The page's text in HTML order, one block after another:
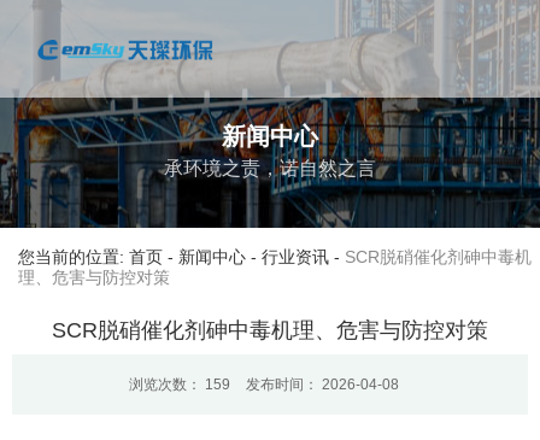
新闻中心
承环境之责，诺自然之言
您当前的位置: 首页 - 新闻中心 - 行业资讯 - SCR脱硝催化剂砷中毒机
理、危害与防控对策
SCR脱硝催化剂砷中毒机理、危害与防控对策
浏览次数： 159 发布时间： 2026-04-08